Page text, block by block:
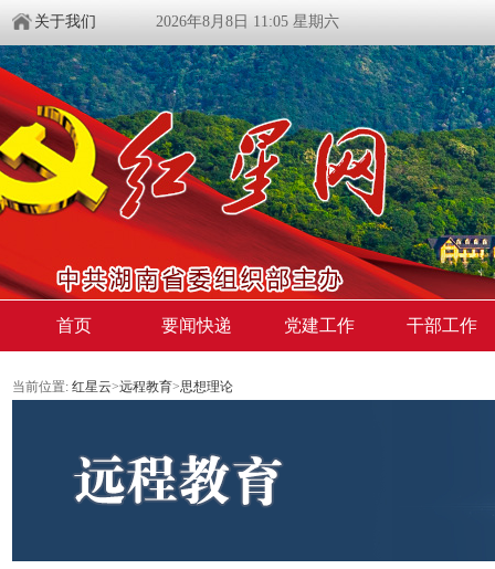
关于我们 2026年8月8日 11:05 星期六
首页 要闻快递 党建工作 干部工作
当前位置: 红星云>远程教育>思想理论